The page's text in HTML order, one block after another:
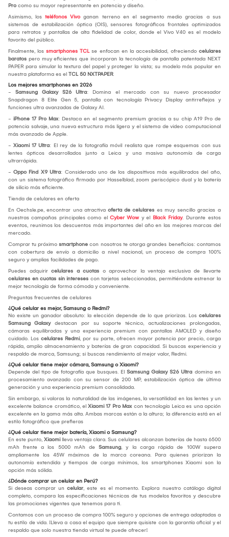
Pro como su mayor representante en potencia y diseño.
Asimismo, los teléfonos Vivo ganan terreno en el segmento medio gracias a sus
sistemas de estabilización óptica (OIS), sensores fotográficos frontales optimizados
para retratos y pantallas de alta fidelidad de color, donde el Vivo V40 es el modelo
favorito del público.
Finalmente, los smartphones TCLse enfocan en la accesibilidad, ofreciendo celulares
baratos pero muy eficientes que incorporan la tecnología de pantalla patentada NEXT
PAPER para simular la textura del papel y proteger la vista; su modelo más popular en
nuestra plataforma es el TCL 50 NXTPAPER.
Los mejores smartphones en 2026
- Samsung Galaxy S26 Ultra: Domina el mercado con su nuevo procesador
Snapdragon 8 Elite Gen 5, pantalla con tecnología Privacy Display antirreflejos y
funciones ultra avanzadas de Galaxy AI.
- iPhone 17 Pro Max: Destaca en el segmento premium gracias a su chip A19 Pro de
potencia salvaje, una nueva estructura más ligera y el sistema de video computacional
más avanzado de Apple.
- Xiaomi 17 Ultra: El rey de la fotografía móvil realista que rompe esquemas con sus
lentes ópticos desarrollados junto a Leica y una masiva autonomía de carga
ultrarrápida.
- Oppo Find X9 Ultra: Considerado uno de los dispositivos más equilibrados del año,
con un sistema fotográfico firmado por Hasselblad, zoom periscópico dual y la batería
de silicio más eficiente.
Tienda de celulares en oferta
En Oechsle.pe, encontrar una atractiva oferta de celulares es muy sencillo gracias a
nuestras campañas principales como el Cyber Wow y el Black Friday. Durante estos
eventos, reunimos los descuentos más importantes del año en las mejores marcas del
mercado.
Comprar tu próximo smartphone con nosotros te otorga grandes beneficios: contamos
con cobertura de envío a domicilio a nivel nacional, un proceso de compra 100%
seguro y amplias facilidades de pago.
Puedes adquirir celulares a cuotas o aprovechar la ventaja exclusiva de llevarte
celulares en cuotas sin intereses con tarjetas seleccionadas, permitiéndote estrenar la
mejor tecnología de forma cómoda y conveniente.
Preguntas frecuentes de celulares
¿Qué celular es mejor, Samsung o Redmi?
No existe un ganador absoluto: la elección depende de lo que priorizas. Los celulares
Samsung Galaxydestacan por su soporte técnico, actualizaciones prolongadas,
cámaras equilibradas y una experiencia premium con pantallas AMOLED y diseño
cuidado. Los celulares Redmi, por su parte, ofrecen mayor potencia por precio, carga
rápida, amplio almacenamiento y baterías de gran capacidad. Si buscas experiencia y
respaldo de marca, Samsung; si buscas rendimiento al mejor valor, Redmi.
¿Qué celular tiene mejor cámara, Samsung o Xiaomi?
Depende del tipo de fotografía que busques. El Samsung Galaxy S26 Ultra domina en
procesamiento avanzado con su sensor de 200 MP, estabilización óptica de última
generación y una experiencia premium consolidada.
Sin embargo, si valoras la naturalidad de las imágenes, la versatilidad en las lentes y un
excelente balance cromático, el Xiaomi 17 Pro Max con tecnología Leica es una opción
excelente en la gama más alta. Ambas marcas están a la altura; la diferencia está en el
estilo fotográfico que prefieras
¿Qué celular tiene mejor batería, Xiaomi o Samsung?
En este punto, Xiaomi lleva ventaja clara. Sus celulares alcanzan baterías de hasta 6500
mAh frente a los 5000 mAh de Samsung, y la carga rápida de 100W supera
ampliamente los 45W máximos de la marca coreana. Para quienes priorizan la
autonomía extendida y tiempos de carga mínimos, los smartphones Xiaomi son la
opción más sólida.
¿Dónde comprar un celular en Perú?
Si deseas comprar un celular, este es el momento. Explora nuestro catálogo digital
completo, compara las especificaciones técnicas de tus modelos favoritos y descubre
las promociones vigentes que tenemos para ti.
Contamos con un proceso de compra 100% seguro y opciones de entrega adaptadas a
tu estilo de vida. ¡Lleva a casa el equipo que siempre quisiste con la garantía oficial y el
respaldo que solo nuestra tienda virtual te puede ofrecer!